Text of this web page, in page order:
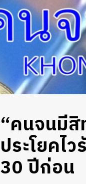
“คนจนมี
ประโยคไ
30 ปีก่อน